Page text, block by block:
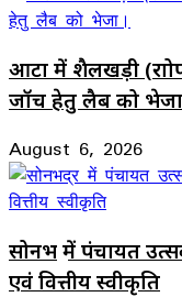
आटा में शैलखड़ी
जॉच हेतु लैब को
August 6, 2026
सोनभद्र में पंचायत
एवं वित्तीय स्वीकृति